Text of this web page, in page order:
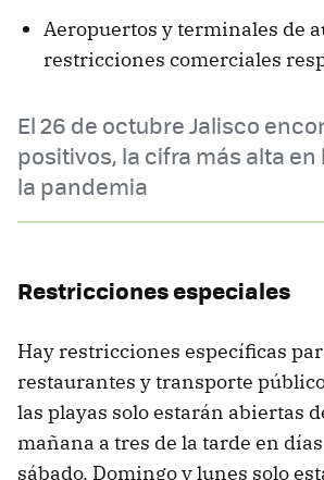
Aeropuertos y terminales de
restricciones comerciales
El 26 de octubre Jalisco
positivos, la cifra más alta
la pandemia
Restricciones especiales
Hay restricciones específicas
restaurantes y transporte
las playas solo estarán abiertas
mañana a tres de la tarde en
sábado. Domingo y lunes solo